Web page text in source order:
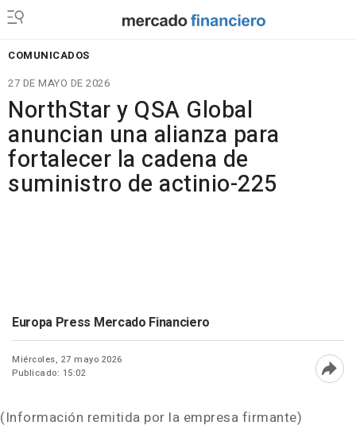
COMUNICADOS
27 DE MAYO DE 2026
NorthStar y QSA Global
anuncian una alianza para
fortalecer la cadena de
suministro de actinio-225
Europa Press Mercado Financiero
Miércoles, 27 mayo 2026
Publicado: 15:02
(Información remitida por la empresa firmante)